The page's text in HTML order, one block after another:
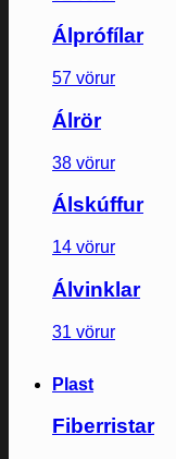
Álprófílar
57 vörur
Álrör
38 vörur
Álskúffur
14 vörur
Álvinklar
31 vörur
Plast
Fiberristar